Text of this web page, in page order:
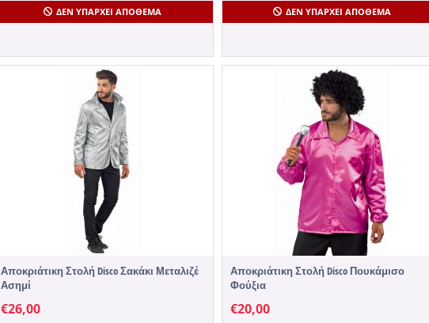
ΔΕΝ ΥΠΆΡΧΕΙ ΑΠΌΘΕΜΑ ΔΕΝ ΥΠΆΡΧΕΙ ΑΠΌΘΕΜΑ
Αποκριάτικη Στολή Disco Σακάκι Μεταλιζέ
Ασημί
€26,00
Αποκριάτικη Στολή Disco Πουκάμισο
Φούξια
€20,00